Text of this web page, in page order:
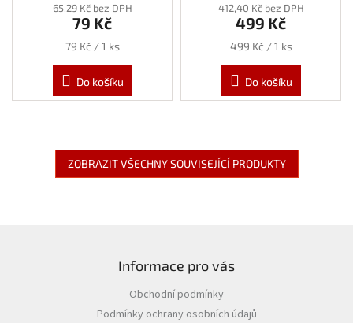
65,29 Kč bez DPH
79 Kč
Měrná
79 Kč / 1 ks
Do košíku
412,40 Kč bez DPH
499 Kč
Měrná
499 Kč / 1 ks
Do košíku
ZOBRAZIT VŠECHNY SOUVISEJÍCÍ PRODUKTY
Informace pro vás
Obchodní podmínky
Podmínky ochrany osobních údajů